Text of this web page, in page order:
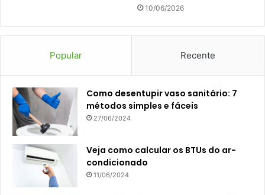
10/06/2026
Popular Recente
Como desentupir vaso sanitário: 7
métodos simples e fáceis
27/06/2024
Veja como calcular os BTUs do ar-
condicionado
11/06/2024